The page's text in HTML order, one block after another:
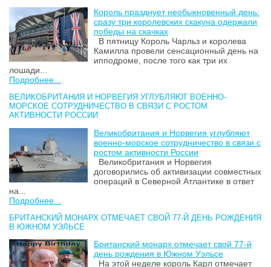
Король празднует необыкновенный день:
сразу три королевских скакуна одержали
победы на скачках
В пятницу Король Чарльз и королева
Камилла провели сенсационный день на
ипподроме, после того как три их
лошади...
Подробнее...
ВЕЛИКОБРИТАНИЯ И НОРВЕГИЯ УГЛУБЛЯЮТ ВОЕННО-
МОРСКОЕ СОТРУДНИЧЕСТВО В СВЯЗИ С РОСТОМ
АКТИВНОСТИ РОССИИ
Великобритания и Норвегия углубляют
военно-морское сотрудничество в связи с
ростом активности России
Великобритания и Норвегия
договорились об активизации совместных
операций в Северной Атлантике в ответ
на...
Подробнее...
БРИТАНСКИЙ МОНАРХ ОТМЕЧАЕТ СВОЙ 77-Й ДЕНЬ РОЖДЕНИЯ
В ЮЖНОМ УЭЛЬСЕ
Британский монарх отмечает свой 77-й
день рождения в Южном Уэльсе
На этой неделе король Карл отмечает